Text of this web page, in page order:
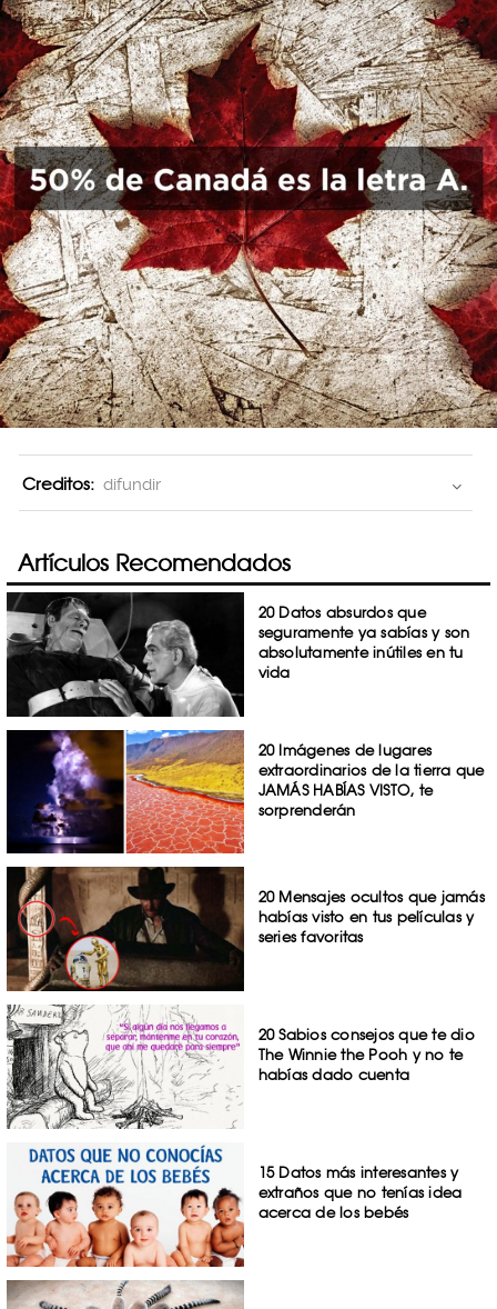
Creditos: difundir
Artículos Recomendados
20 Datos absurdos que
seguramente ya sabías y son
absolutamente inútiles en tu
vida
20 Imágenes de lugares
extraordinarios de la tierra que
JAMÁS HABÍAS VISTO, te
sorprenderán
20 Mensajes ocultos que jamás
habías visto en tus películas y
series favoritas
20 Sabios consejos que te dio
The Winnie the Pooh y no te
habías dado cuenta
15 Datos más interesantes y
extraños que no tenías idea
acerca de los bebés